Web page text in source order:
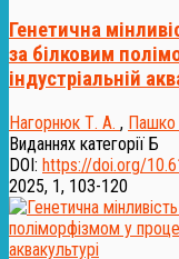
Генетична
за білковим
індустріальній
Нагорнюк Т. А. ,
Виданнях категорії Б
DOI: https://doi.org/
2025, 1, 103-120